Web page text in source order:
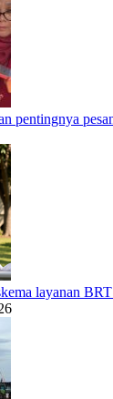
pentingnya
layanan